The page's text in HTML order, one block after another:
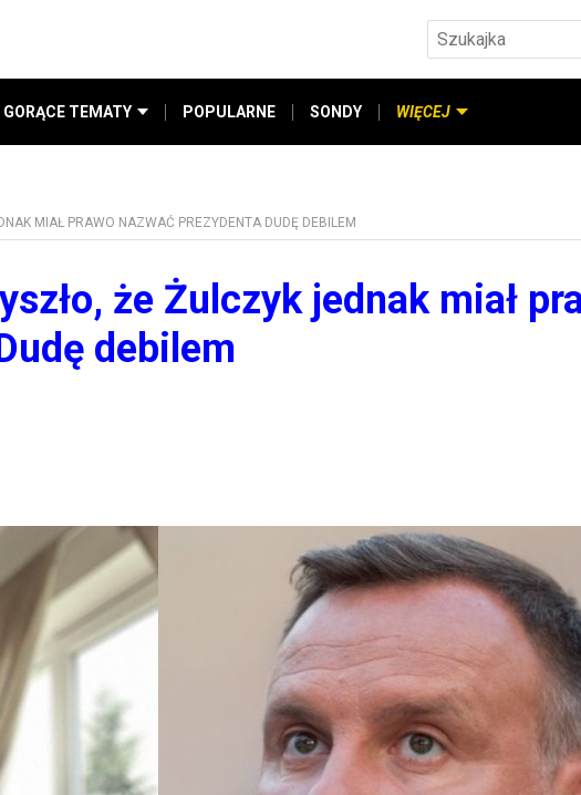
GORĄCE TEMATY POPULARNE SONDY WIĘCEJ
MIAŁ PRAWO NAZWAĆ PREZYDENTA DUDĘ DEBILEM
że Żulczyk jednak miał
debilem